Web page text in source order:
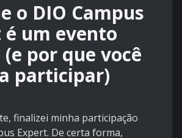
o DIO Campus
é um evento
(e por que você
participar)
finalizei minha participação
Expert. De certa forma,